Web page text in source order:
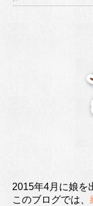
2015年4月に娘を
このブログでは、